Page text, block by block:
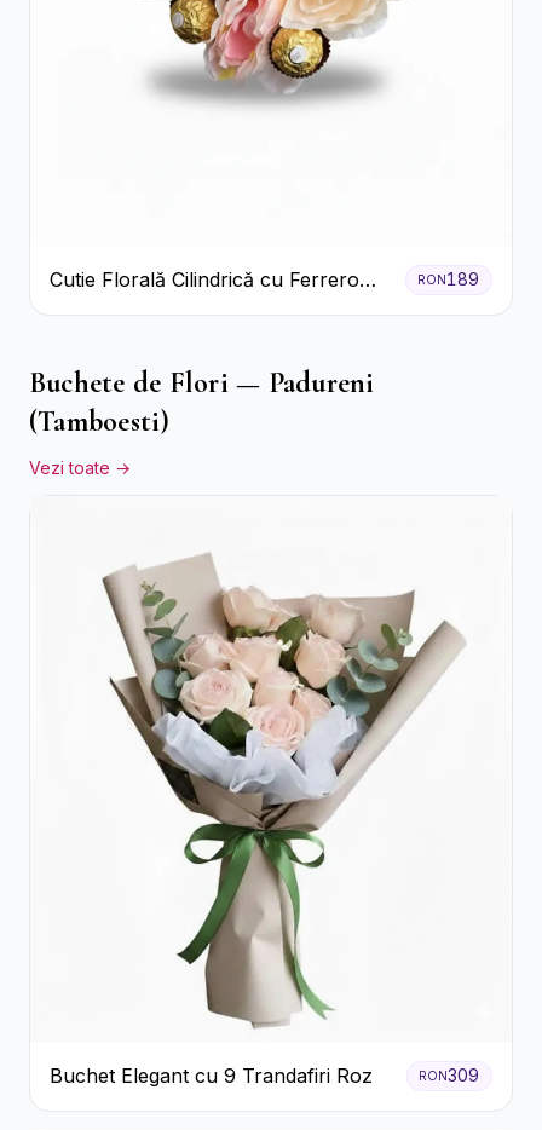
Cutie Florală Cilindrică cu Ferrero
Rocher și Trandafiri Pastel
RON189
Buchete de Flori — Padureni
(Tamboesti)
Vezi toate →
Buchet Elegant cu 9 Trandafiri Roz RON309